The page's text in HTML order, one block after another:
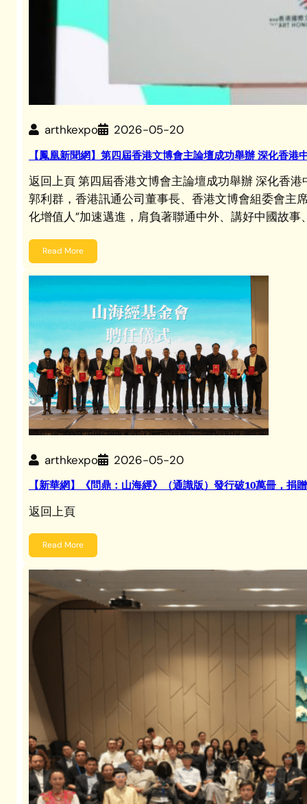
arthkexpo 2026-05-20
【鳳凰新聞網】第四屆香港文博會主論壇成功舉辦 深化香港
返回上頁 第四屆香港文博會主論壇成功舉辦 深化香
郭利群，香港訊通公司董事長、香港文博會組委會
化增值人”加速邁進，肩負著聯通中外、講好中國故
Read More
arthkexpo 2026-05-20
【新華網】《問鼎：山海經》（通識版）發行破10萬冊，捐
返回上頁
Read More